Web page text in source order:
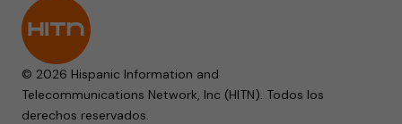
© 2026 Hispanic Information and
Telecommunications Network, Inc (HITN). Todos los
derechos reservados.